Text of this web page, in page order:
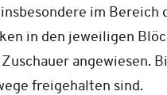
im Bereich
in den jeweiligen
angewiesen.
freigehalten sind.